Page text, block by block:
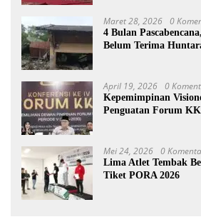
Maret 28, 2026 0
4 Bulan
Belum Terima
April 19, 2026 0
Kepemimpinan
Penguatan Forum
Mei 24, 2026 0
Lima Atlet Tembak
Tiket PORA 2026